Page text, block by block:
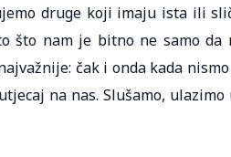
druge koji imaju ista ili
što nam je bitno ne samo da
čak i onda kada
na nas. Slušamo,